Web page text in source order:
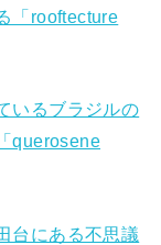
「rooftecture
いるブラジルの
querosene
台にある不思議